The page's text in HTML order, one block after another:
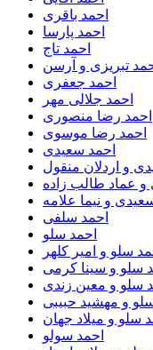
احمد باقری
احمد پارسا
احمد تاج
تبریزی و آرسن
احمد جعفری
احمد جلالی مهر
احمد رضا منصوری
احمد رضا موسوی
احمد سعیدی
و اردلان منقول
و عماد طالب زاده
و نیما علامه
احمد سلفی
احمد سلو
سلو و امیر کلهر
سلو و سینا کرمی
سلو و معین زندی
و مهشید حبیبی
سلو و میلاد جهان
احمد سولو